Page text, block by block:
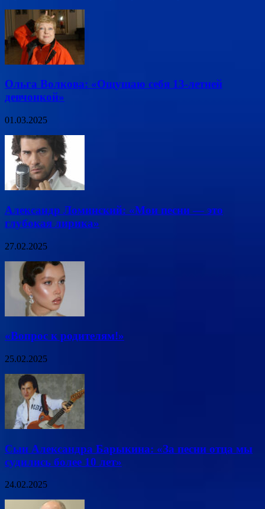
Ольга Волкова: «Ощущаю себя 13-летней
девчонкой»
01.03.2025
Александр Ломинский: «Мои песни — это
глубокая лирика»
27.02.2025
«Вопрос к родителям!»
25.02.2025
Сын Александра Барыкина: «За песни отца мы
судились более 10 лет»
24.02.2025